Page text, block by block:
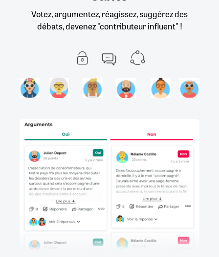
Votez, argumentez, réagissez, suggérez des
débats, devenez "contributeur influent" !